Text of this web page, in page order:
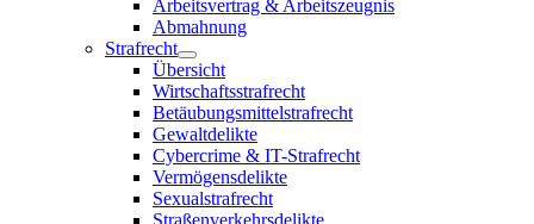
Arbeitsvertrag & Arbeitszeugnis
Abmahnung
Strafrecht
Übersicht
Wirtschaftsstrafrecht
Betäubungsmittelstrafrecht
Gewaltdelikte
Cybercrime & IT-Strafrecht
Vermögensdelikte
Sexualstrafrecht
Straßenverkehrsdelikte